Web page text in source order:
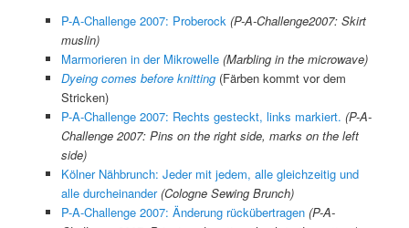
P-A-Challenge 2007: Proberock (P-A-Challenge2007: Skirt
muslin)
Marmorieren in der Mikrowelle (Marbling in the microwave)
Dyeing comes before knitting(Färben kommt vor dem
Stricken)
P-A-Challenge 2007: Rechts gesteckt, links markiert. (P-A-
Challenge 2007: Pins on the right side, marks on the left
side)
Kölner Nähbrunch: Jeder mit jedem, alle gleichzeitig und
alle durcheinander (Cologne Sewing Brunch)
P-A-Challenge 2007: Änderung rückübertragen (P-A-